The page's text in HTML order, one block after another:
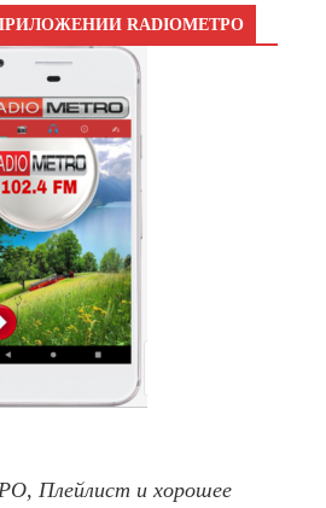
RADIOМЕТРО
Плейлист и хорошее